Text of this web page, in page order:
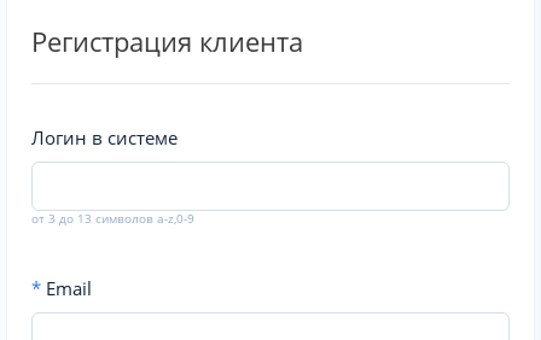
Регистрация клиента
Логин в системе
от 3 до 13 символов a-z,0-9
* Email